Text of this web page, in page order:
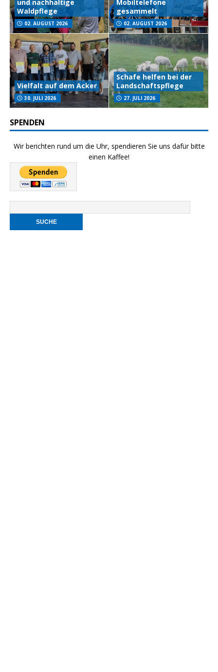
und nachhaltige
Waldpflege
02. AUGUST 2026
Mobiltelefone
gesammelt
02. AUGUST 2026
Vielfalt auf dem Acker
30. JULI 2026
Schafe helfen bei der
Landschaftspflege
27. JULI 2026
SPENDEN
Wir berichten rund um die Uhr, spendieren Sie uns dafür bitte
einen Kaffee!